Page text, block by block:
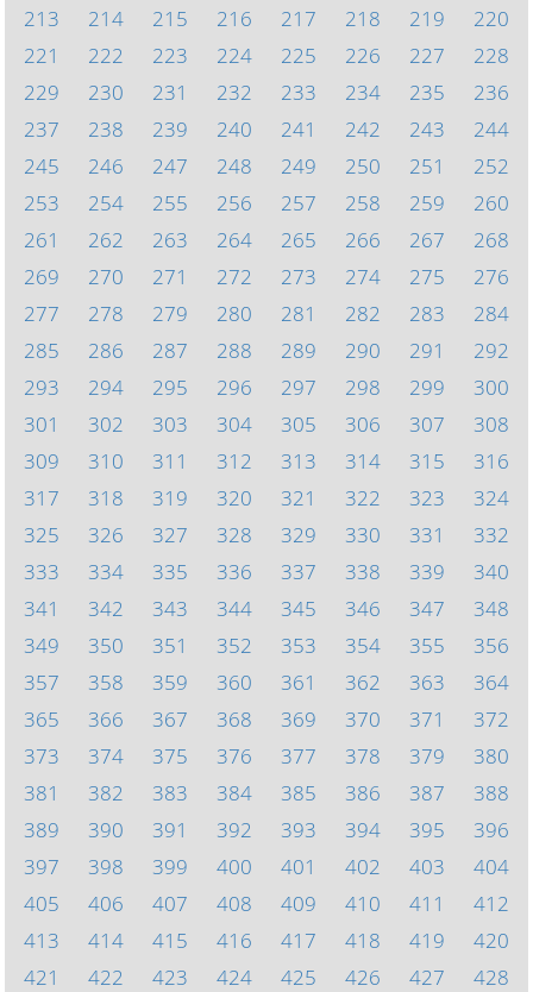
213
214 215 216 217 218 219
220
221
222 223 224 225 226 227
228
229
230 231 232 233 234 235
236
237
238 239 240 241 242 243
244
245
246 247 248 249 250 251
252
253
254 255 256 257 258 259
260
261
262 263 264 265 266 267
268
269
270 271 272 273 274 275
276
277
278 279 280 281 282 283
284
285
286 287 288 289 290 291
292
293
294 295 296 297 298 299
300
301
302 303 304 305 306 307
308
309
310 311 312 313 314 315
316
317
318 319 320 321 322 323
324
325
326 327 328 329 330 331
332
333
334 335 336 337 338 339
340
341
342 343 344 345 346 347
348
349
350 351 352 353 354 355
356
357
358 359 360 361 362 363
364
365
366 367 368 369 370 371
372
373
374 375 376 377 378 379
380
381
382 383 384 385 386 387
388
389
390 391 392 393 394 395
396
397
398 399 400 401 402 403
404
405
406 407 408 409 410 411
412
413
414 415 416 417 418 419
420
421
422 423 424 425 426 427 428